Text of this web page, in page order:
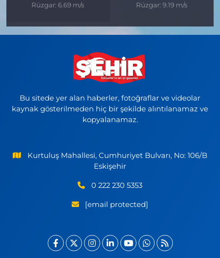
Rüzgar: 6.69 m/s
Rüzgar: 9.19 m/s
Bu sitede yer alan haberler, fotoğraflar ve videolar
kaynak gösterilmeden hiç bir şekilde alıntılanamaz ve
kopyalanamaz.
Kurtuluş Mahallesi, Cumhuriyet Bulvarı, No: 106/B
Eskişehir
0 222 230 5353
[email protected]